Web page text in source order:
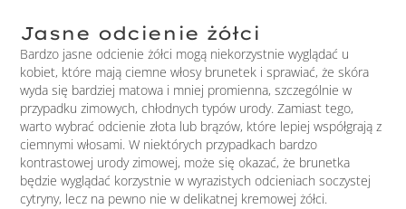
Jasne odcienie żółci
Bardzo jasne odcienie żółci mogą niekorzystnie wyglądać u
kobiet, które mają ciemne włosy brunetek i sprawiać, że skóra
wyda się bardziej matowa i mniej promienna, szczególnie w
przypadku zimowych, chłodnych typów urody. Zamiast tego,
warto wybrać odcienie złota lub brązów, które lepiej współgrają z
ciemnymi włosami. W niektórych przypadkach bardzo
kontrastowej urody zimowej, może się okazać, że brunetka
będzie wyglądać korzystnie w wyrazistych odcieniach soczystej
cytryny, lecz na pewno nie w delikatnej kremowej żółci.